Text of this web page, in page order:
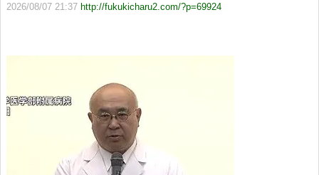
2026/08/07 21:37 http://fukukicharu2.com/?p=69924